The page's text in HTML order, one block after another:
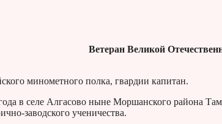
Ветеран Великой
минометного полка, гвардии капитан.
в селе Алгасово ныне Моршанского района
заводского ученичества.